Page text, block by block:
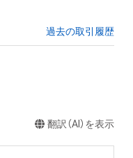
過去の取引履歴
翻訳（AI）を表示